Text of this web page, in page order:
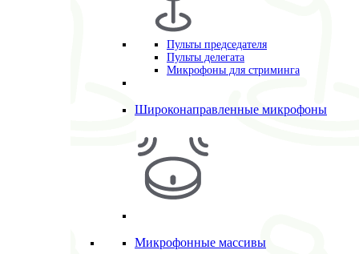
Пульты председателя
Пульты делегата
Микрофоны для стриминга
Широконаправленные микрофоны
Микрофонные массивы